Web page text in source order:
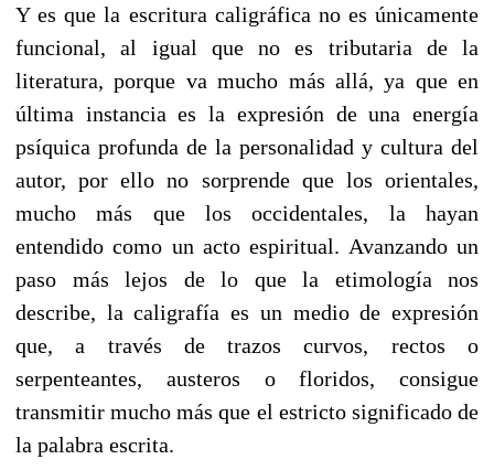
Y es que la escritura caligráfica no es únicamente
funcional, al igual que no es tributaria de la
literatura, porque va mucho más allá, ya que en
última instancia es la expresión de una energía
psíquica profunda de la personalidad y cultura del
autor, por ello no sorprende que los orientales,
mucho más que los occidentales, la hayan
entendido como un acto espiritual. Avanzando un
paso más lejos de lo que la etimología nos
describe, la caligrafía es un medio de expresión
que, a través de trazos curvos, rectos o
serpenteantes, austeros o floridos, consigue
transmitir mucho más que el estricto significado de
la palabra escrita.